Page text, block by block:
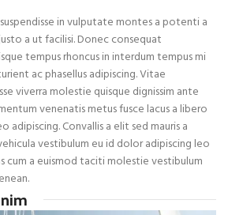
in vulputate montes a potenti a
a ut facilisi. Donec consequat
tempus rhoncus in interdum tempus mi
ac phasellus adipiscing. Vitae
viverra molestie quisque dignissim ante
venenatis metus fusce lacus a libero
adipiscing. Convallis a elit sed mauris a
vestibulum eu id dolor adipiscing leo
cum a euismod taciti molestie vestibulum